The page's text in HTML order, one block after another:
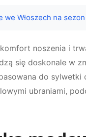
Włoszech na
noszenia i
się doskonale w
do sylwetki
ubraniami,